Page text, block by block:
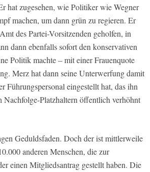
hat zugesehen, wie Politiker wie Wegner
machen, um dann grün zu regieren. Er
des Partei-Vorsitzenden geholfen, in
dann ebenfalls sofort den konservativen
Politik machte – mit einer Frauenquote
Merz hat dann seine Unterwerfung damit
Führungspersonal eingestellt hat, das ihn
Nachfolge-Platzhaltern öffentlich verhöhnt
Geduldsfaden. Doch der ist mittlerweile
anderen Menschen, die zur
einen Mitgliedsantrag gestellt haben. Die